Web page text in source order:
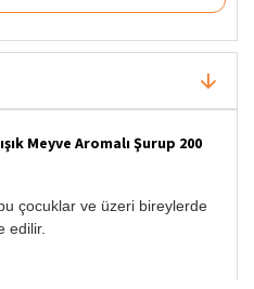
Meyve Aromalı Şurup 200
çocuklar ve üzeri bireylerde
edilir.